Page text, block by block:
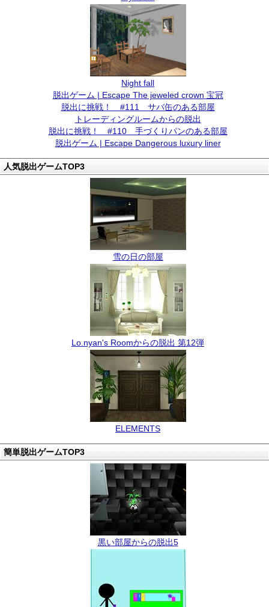
Night fall
脱出ゲーム | Escape The jeweled crown 宝冠
脱出に挑戦！ #111 サバ缶のある部屋
トレーディングルームからの脱出
脱出に挑戦！ #110 手づくりパンのある部屋
脱出ゲーム | Escape Dangerous luxury liner
人気脱出ゲームTOP3
雪の日の部屋
Lo.nyan's Roomからの脱出 第12弾
ELEMENTS
簡単脱出ゲームTOP3
黒い部屋からの脱出5